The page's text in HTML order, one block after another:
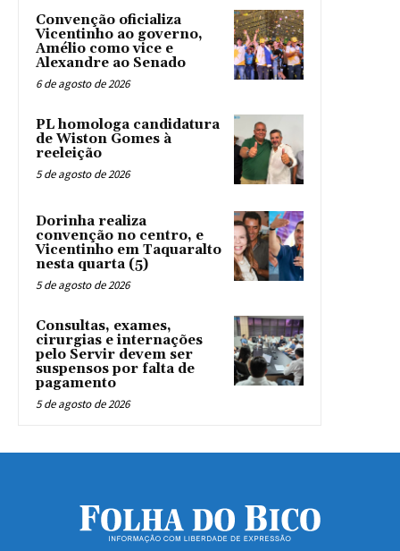
Convenção oficializa
Vicentinho ao governo,
Amélio como vice e
Alexandre ao Senado
6 de agosto de 2026
PL homologa candidatura
de Wiston Gomes à
reeleição
5 de agosto de 2026
Dorinha realiza
convenção no centro, e
Vicentinho em Taquaralto
nesta quarta (5)
5 de agosto de 2026
Consultas, exames,
cirurgias e internações
pelo Servir devem ser
suspensos por falta de
pagamento
5 de agosto de 2026